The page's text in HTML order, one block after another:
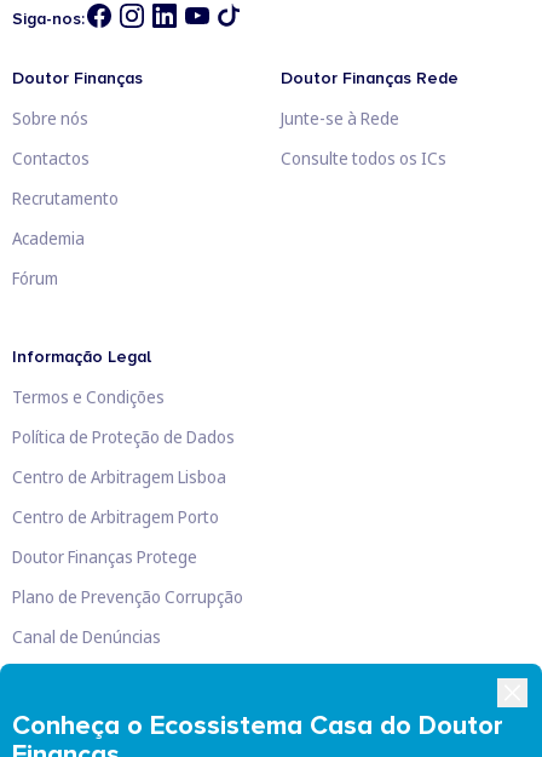
Conheça o Ecossistema Casa do Doutor
Siga-nos:
Doutor Finanças
Sobre nós
Contactos
Recrutamento
Academia
Fórum
Doutor Finanças Rede
Junte-se à Rede
Consulte todos os ICs
Informação Legal
Termos e Condições
Política de Proteção de Dados
Centro de Arbitragem Lisboa
Centro de Arbitragem Porto
Doutor Finanças Protege
Plano de Prevenção Corrupção
Canal de Denúncias